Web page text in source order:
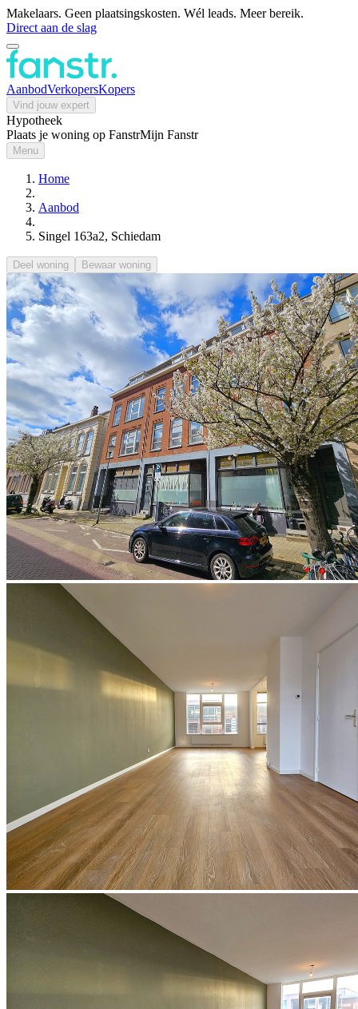
Makelaars. Geen plaatsingskosten. Wél leads. Meer bereik.
Direct aan de slag
AanbodVerkopersKopers
Vind jouw expert
Hypotheek
Plaats je woning op FanstrMijn Fanstr
Menu
Home
Aanbod
Singel 163a2, Schiedam
Deel woning Bewaar woning